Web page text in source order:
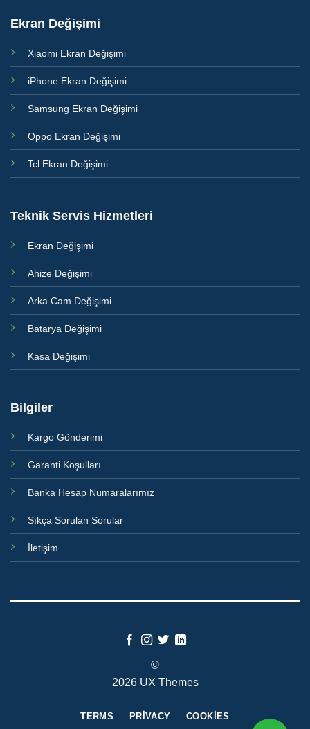
Ekran Değişimi
Xiaomi Ekran Değişimi
iPhone Ekran Değişimi
Samsung Ekran Değişimi
Oppo Ekran Değişimi
Tcl Ekran Değişimi
Teknik Servis Hizmetleri
Ekran Değişimi
Ahize Değişimi
Arka Cam Değişimi
Batarya Değişimi
Kasa Değişimi
Bilgiler
Kargo Gönderimi
Garanti Koşulları
Banka Hesap Numaralarımız
Sıkça Sorulan Sorular
İletişim
©
2026 UX Themes
TERMS PRIVACY COOKIES